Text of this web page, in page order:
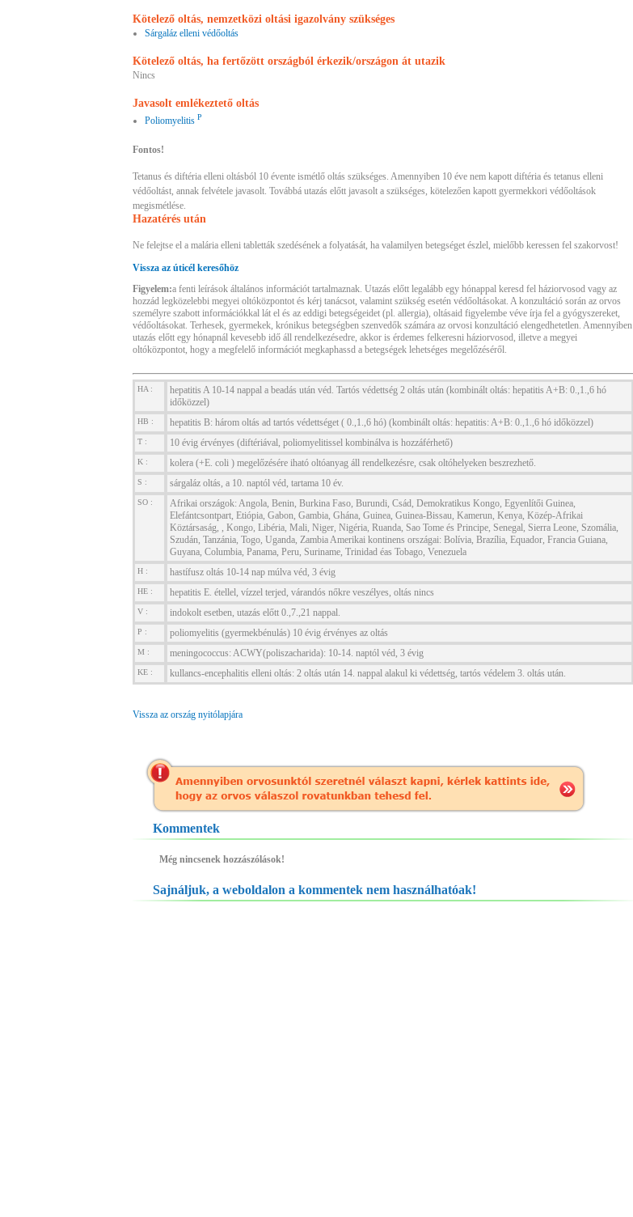
Kötelező oltás, nemzetközi oltási igazolvány szükséges
Sárgaláz elleni védőoltás
Kötelező oltás, ha fertőzött országból érkezik/országon át utazik
Nincs
Javasolt emlékeztető oltás
Poliomyelitis P
Fontos!
Tetanus és diftéria elleni oltásból 10 évente ismétlő oltás szükséges. Amennyiben 10 éve nem kapott diftéria és tetanus elleni
védőoltást, annak felvétele javasolt. Továbbá utazás előtt javasolt a szükséges, kötelezően kapott gyermekkori védőoltások
megismétlése.
Hazatérés után
Ne felejtse el a malária elleni tabletták szedésének a folyatását, ha valamilyen betegséget észlel, mielőbb keressen fel szakorvost!
Vissza az úticél keresőhöz
Figyelem:a fenti leírások általános információt tartalmaznak. Utazás előtt legalább egy hónappal keresd fel háziorvosod vagy az
hozzád legközelebbi megyei oltóközpontot és kérj tanácsot, valamint szükség esetén védőoltásokat. A konzultáció során az orvos
személyre szabott információkkal lát el és az eddigi betegségeidet (pl. allergia), oltásaid figyelembe véve írja fel a gyógyszereket,
védőoltásokat. Terhesek, gyermekek, krónikus betegségben szenvedők számára az orvosi konzultáció elengedhetetlen. Amennyiben
utazás előtt egy hónapnál kevesebb idő áll rendelkezésedre, akkor is érdemes felkeresni háziorvosod, illetve a megyei
oltóközpontot, hogy a megfelelő információt megkaphassd a betegségek lehetséges megelőzéséről.
HA :
hepatitis A 10-14 nappal a beadás után véd. Tartós védettség 2 oltás után (kombinált oltás: hepatitis A+B: 0.,1.,6 hó
időközzel)
HB : hepatitis B: három oltás ad tartós védettséget ( 0.,1.,6 hó) (kombinált oltás: hepatitis: A+B: 0.,1.,6 hó időközzel)
T : 10 évig érvényes (diftériával, poliomyelitissel kombinálva is hozzáférhető)
K : kolera (+E. coli ) megelőzésére iható oltóanyag áll rendelkezésre, csak oltóhelyeken beszrezhető.
S : sárgaláz oltás, a 10. naptól véd, tartama 10 év.
SO :
Afrikai országok: Angola, Benin, Burkina Faso, Burundi, Csád, Demokratikus Kongo, Egyenlítői Guinea,
Elefántcsontpart, Etiópia, Gabon, Gambia, Ghána, Guinea, Guinea-Bissau, Kamerun, Kenya, Közép-Afrikai
Köztársaság, , Kongo, Libéria, Mali, Niger, Nigéria, Ruanda, Sao Tome és Principe, Senegal, Sierra Leone, Szomália,
Szudán, Tanzánia, Togo, Uganda, Zambia Amerikai kontinens országai: Bolívia, Brazília, Equador, Francia Guiana,
Guyana, Columbia, Panama, Peru, Suriname, Trinidad éas Tobago, Venezuela
H : hastífusz oltás 10-14 nap múlva véd, 3 évig
HE : hepatitis E. étellel, vízzel terjed, várandós nőkre veszélyes, oltás nincs
V : indokolt esetben, utazás előtt 0.,7.,21 nappal.
P : poliomyelitis (gyermekbénulás) 10 évig érvényes az oltás
M : meningococcus: ACWY(poliszacharida): 10-14. naptól véd, 3 évig
KE : kullancs-encephalitis elleni oltás: 2 oltás után 14. nappal alakul ki védettség, tartós védelem 3. oltás után.
Vissza az ország nyitólapjára
Kommentek
Még nincsenek hozzászólások!
Sajnáljuk, a weboldalon a kommentek nem használhatóak!